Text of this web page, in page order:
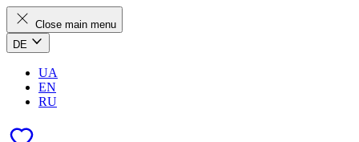
Close main menu
DE
UA
EN
RU